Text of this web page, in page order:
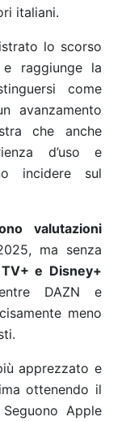
italiani.
lo scorso
e raggiunge la
come
avanzamento
che anche
d’uso e
incidere sul
valutazioni
ma senza
e Disney+
DAZN e
meno
apprezzato e
ottenendo il
Apple